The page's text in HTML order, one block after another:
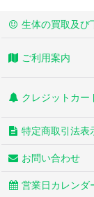
ボールパイソン
コーンスネーク
カーペットパイソン
キングスネーク
パイソン
生体の買取及び
ご利用案内
クレジットカー
特定商取引法表
お問い合わせ
営業日カレンダ